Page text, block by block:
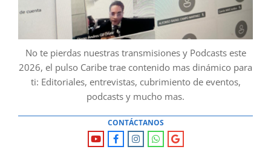
No te pierdas nuestras transmisiones y Podcasts este
2026, el pulso Caribe trae contenido mas dinámico para
ti: Editoriales, entrevistas, cubrimiento de eventos,
podcasts y mucho mas.
CONTÁCTANOS